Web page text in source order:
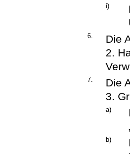
i)
6.
Die
2.
7.
Die
3.
a)
b)